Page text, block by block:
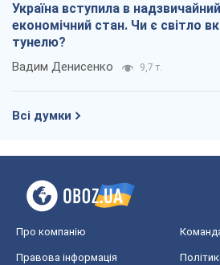
Україна вступила в надзвичайний
економічний стан. Чи є світло
тунелю?
Вадим Денисенко 9,7 т.
Всі думки
Про компанію
Правова інформація